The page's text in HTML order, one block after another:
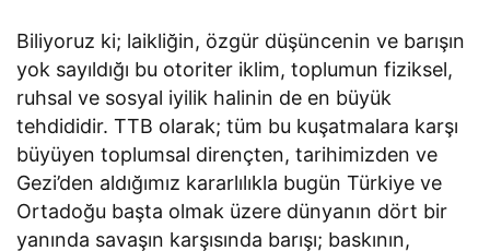
Biliyoruz ki; laikliğin, özgür düşüncenin ve barışın
yok sayıldığı bu otoriter iklim, toplumun fiziksel,
ruhsal ve sosyal iyilik halinin de en büyük
tehdididir. TTB olarak; tüm bu kuşatmalara karşı
büyüyen toplumsal dirençten, tarihimizden ve
Gezi’den aldığımız kararlılıkla bugün Türkiye ve
Ortadoğu başta olmak üzere dünyanın dört bir
yanında savaşın karşısında barışı; baskının,